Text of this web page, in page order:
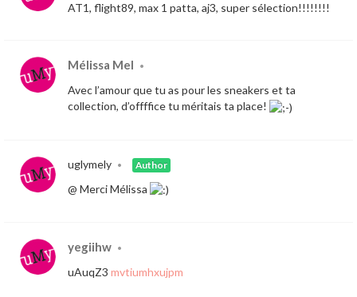
AT1, flight89, max 1 patta, aj3, super sélection!!!!!!!!
Mélissa Mel •
Avec l’amour que tu as pour les sneakers et ta
collection, d’offffice tu méritais ta place!
uglymely • Author
@ Merci Mélissa
yegiihw •
uAuqZ3 mvtiumhxujpm